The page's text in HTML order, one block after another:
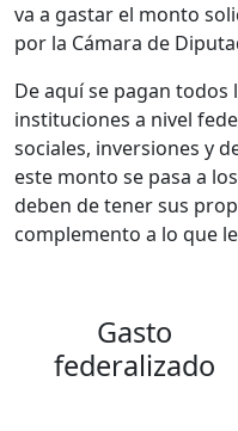
va a gastar el monto
por la Cámara de
De aquí se pagan todos
instituciones a nivel
sociales, inversiones y
este monto se pasa a
deben de tener sus
complemento a lo que
Gasto
federalizado